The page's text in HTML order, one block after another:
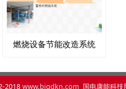
燃烧设备节能改造系统
2018 www.bjgdkn.com 国电康能科